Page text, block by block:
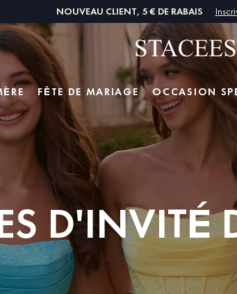
NOUVEAU CLIENT, 5 € DE RABAIS
FÊTE DE MARIAGE OCCASION
D'INVITÉ